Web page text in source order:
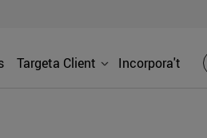
Targeta Client Incorpora't